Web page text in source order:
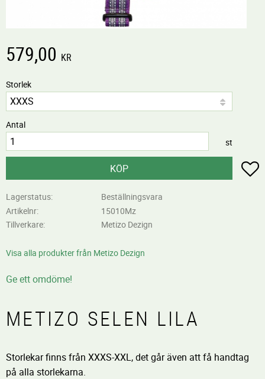
579,00 KR
Storlek
Antal
st
KÖP
Lagerstatus
Beställningsvara
Artikelnr
15010Mz
Tillverkare
Metizo Dezign
Visa alla produkter från Metizo Dezign
Ge ett omdöme!
METIZO SELEN LILA
Storlekar finns från XXXS-XXL, det går även att få handtag
på alla storlekarna.